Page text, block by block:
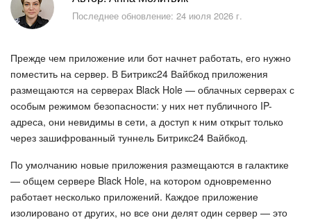
Безопасность в Битрикс24
С чего начать
AI в Битрикс24
Вайбкод
Лента Новостей
Задачи
Последнее обновление: 24 июля 2026 г.
Прежде чем приложение или бот начнет работать, его нужно
поместить на сервер. В Битрикс24 Вайбкод приложения
размещаются на серверах Black Hole — облачных серверах с
особым режимом безопасности: у них нет публичного IP-
адреса, они невидимы в сети, а доступ к ним открыт только
через зашифрованный туннель Битрикс24 Вайбкод.
По умолчанию новые приложения размещаются в галактике
— общем сервере Black Hole, на котором одновременно
работает несколько приложений. Каждое приложение
изолировано от других, но все они делят один сервер — это